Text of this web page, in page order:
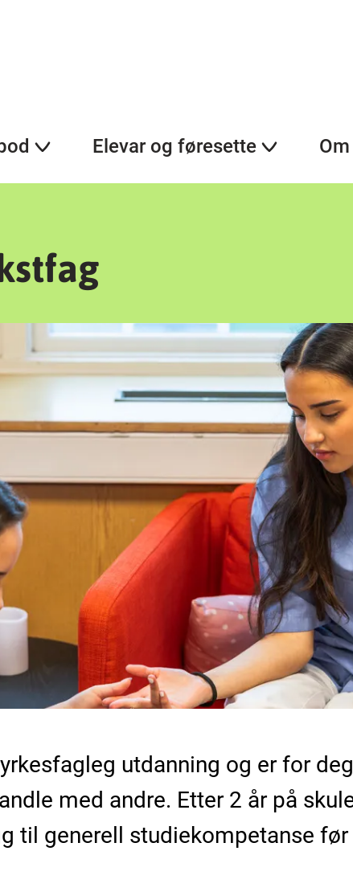
Elevar og føresette
utdanning og er for
med andre. Etter 2 år på
til generell studiekompetanse